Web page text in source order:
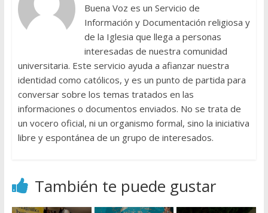
Buena Voz es un Servicio de
Información y Documentación religiosa y
de la Iglesia que llega a personas
interesadas de nuestra comunidad
universitaria. Este servicio ayuda a afianzar nuestra
identidad como católicos, y es un punto de partida para
conversar sobre los temas tratados en las
informaciones o documentos enviados. No se trata de
un vocero oficial, ni un organismo formal, sino la iniciativa
libre y espontánea de un grupo de interesados.
También te puede gustar